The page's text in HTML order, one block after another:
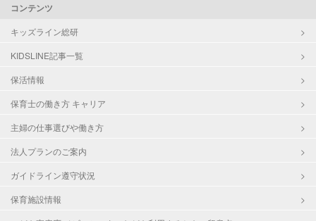
コンテンツ
キッズライン総研
KIDSLINE記事一覧
保活情報
保育士の働き方 キャリア
主婦の仕事選びや働き方
法人プランのご案内
ガイドライン遵守状況
保育施設情報